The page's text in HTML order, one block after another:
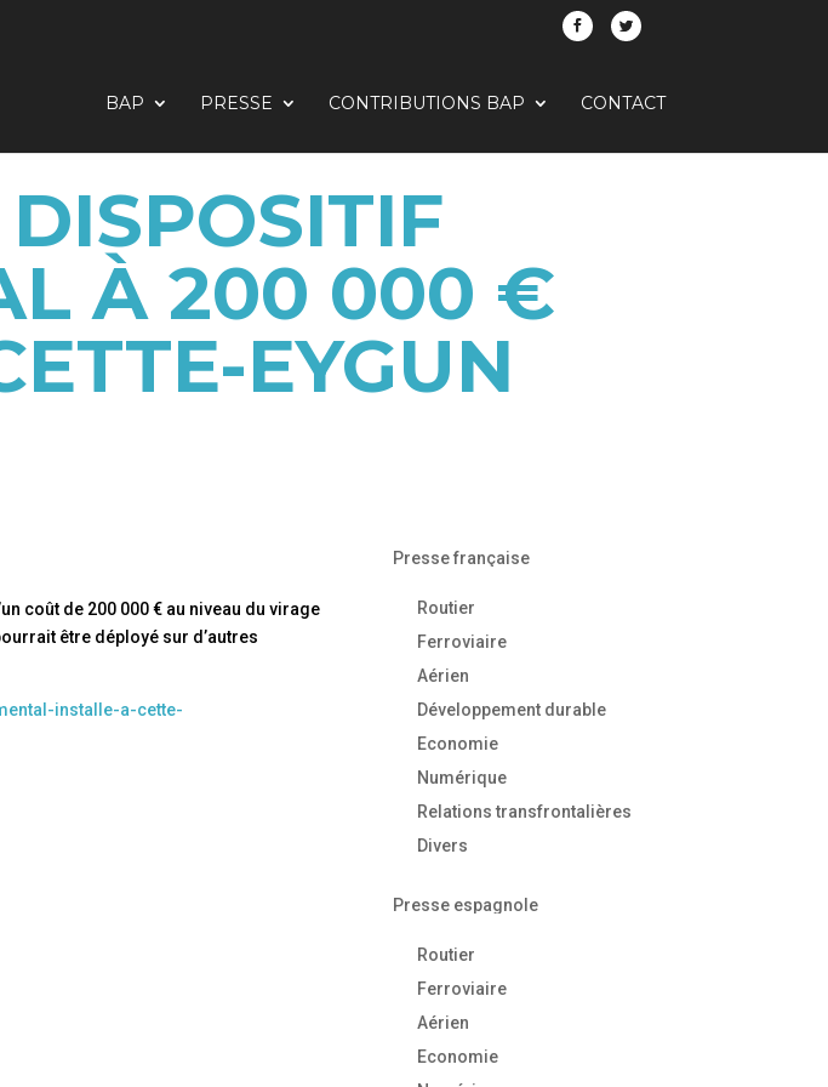
BAP PRESSE CONTRIBUTIONS BAP CONTACT
À 200 000 €
EYGUN
coût de 200 000 € au niveau du virage
être déployé sur d’autres
installe-a-cette-
Presse française
Routier
Ferroviaire
Aérien
Développement durable
Economie
Numérique
Relations transfrontalières
Divers
Presse espagnole
Routier
Ferroviaire
Aérien
Economie